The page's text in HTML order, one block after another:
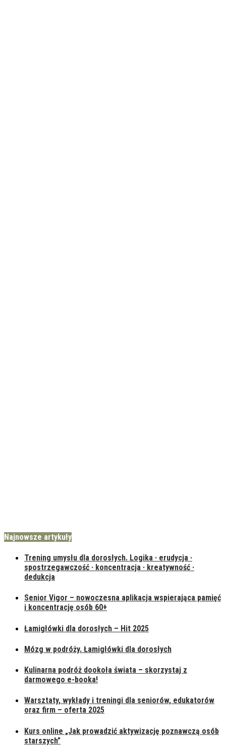
Najnowsze artykuły
Trening umysłu dla dorosłych. Logika · erudycja ·
spostrzegawczość · koncentracja · kreatywność ·
dedukcja
Senior Vigor – nowoczesna aplikacja wspierająca pamięć
i koncentrację osób 60+
Łamigłówki dla dorosłych – Hit 2025
Mózg w podróży. Łamigłówki dla dorosłych
Kulinarna podróż dookoła świata – skorzystaj z
darmowego e-booka!
Warsztaty, wykłady i treningi dla seniorów, edukatorów
oraz firm – oferta 2025
Kurs online „Jak prowadzić aktywizację poznawczą osób
starszych”